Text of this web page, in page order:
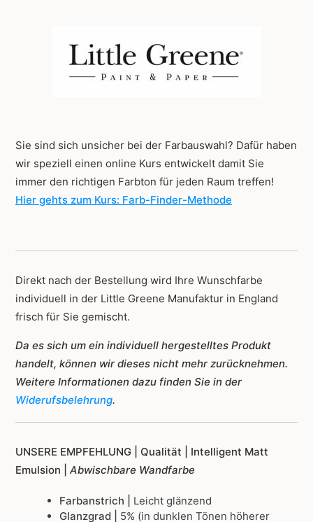
Sie sind sich unsicher bei der Farbauswahl? Dafür haben
wir speziell einen online Kurs entwickelt damit Sie
immer den richtigen Farbton für jeden Raum treffen!
Hier gehts zum Kurs: Farb-Finder-Methode
Direkt nach der Bestellung wird Ihre Wunschfarbe
individuell in der Little Greene Manufaktur in England
frisch für Sie gemischt.
Da es sich um ein individuell hergestelltes Produkt
handelt, können wir dieses nicht mehr zurücknehmen.
Weitere Informationen dazu finden Sie in der
Widerufsbelehrung.
UNSERE EMPFEHLUNG | Qualität | Intelligent Matt
Emulsion | Abwischbare Wandfarbe
Farbanstrich | Leicht glänzend
Glanzgrad | 5% (in dunklen Tönen höherer